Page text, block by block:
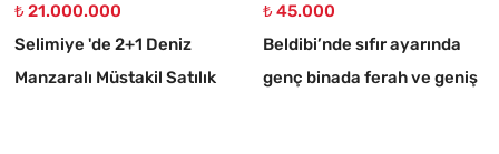
₺ 21.000.000
Selimiye 'de 2+1 Deniz
Manzaralı Müstakil Satılık
₺ 45.000
Beldibi’nde sıfır ayarında
genç binada ferah ve geniş